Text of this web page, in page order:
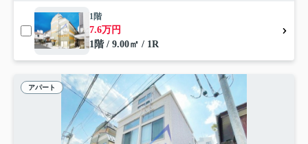
1階
7.6万円
1階 / 9.00㎡ / 1R
アパート